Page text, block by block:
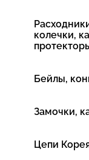
колечки,
Бейлы,
Замочки,
Цепи